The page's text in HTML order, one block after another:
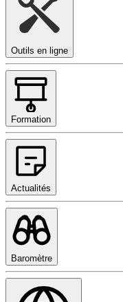
Outils en ligne
Formation
Actualités
Baromètre